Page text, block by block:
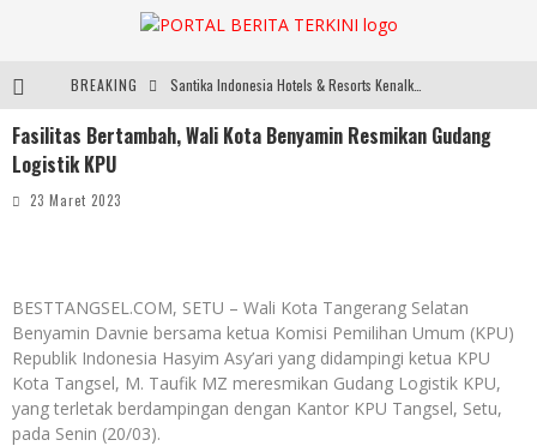
BREAKING Santika Indonesia Hotels & Resorts Kenalkan Dunia Perhotelan Kepada Anak-anak Asuhan SOS Children’s Villages di Indonesia
SMARTFREN Luncurkan Unlimited 5G Tanpa Batas di Semarang, Dukung Kebutuhan Digital Masyarakat
Fasilitas Bertambah, Wali Kota Benyamin Resmikan Gudang
Logistik KPU
23 Maret 2023
BESTTANGSEL.COM, SETU – Wali Kota Tangerang Selatan
Benyamin Davnie bersama ketua Komisi Pemilihan Umum (KPU)
Republik Indonesia Hasyim Asy’ari yang didampingi ketua KPU
Kota Tangsel, M. Taufik MZ meresmikan Gudang Logistik KPU,
yang terletak berdampingan dengan Kantor KPU Tangsel, Setu,
pada Senin (20/03).